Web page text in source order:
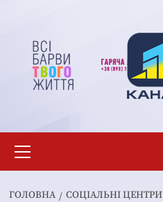
вмісту
меню
ГОЛОВНА СОЦІАЛЬНІ ЦЕНТРИ